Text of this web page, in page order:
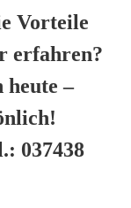
Vorteile
erfahren?
heute –
037438